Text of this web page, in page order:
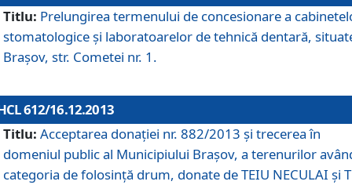
Titlu: Prelungirea termenului de concesionare a
stomatologice şi laboratoarelor de tehnică dentară,
Braşov, str. Cometei nr. 1.
612/16.12.2013
Titlu: Acceptarea donaţiei nr. 882/2013 şi trecerea în
domeniul public al Municipiului Braşov, a terenurilor
categoria de folosinţă drum, donate de TEIU NECULAI şi